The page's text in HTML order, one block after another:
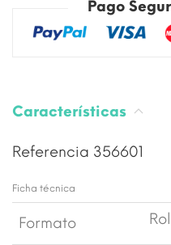
Pago
Características
Referencia 356601
Ficha técnica
Formato